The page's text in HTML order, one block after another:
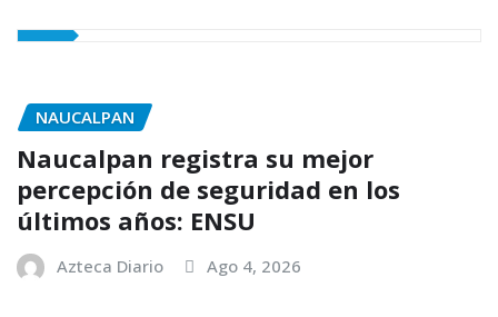
NAUCALPAN
Naucalpan registra su mejor
percepción de seguridad en los
últimos años: ENSU
Azteca Diario Ago 4, 2026